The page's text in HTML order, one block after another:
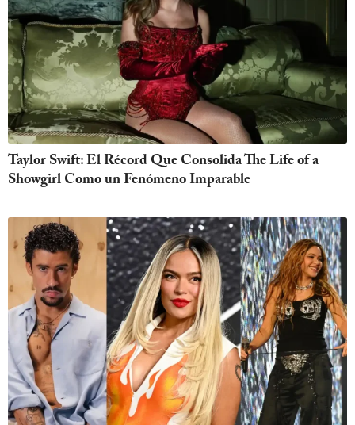
Taylor Swift: El Récord Que Consolida The Life of a
Showgirl Como un Fenómeno Imparable